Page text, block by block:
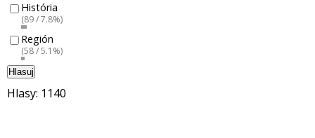
História
(89 / 7.8%)
Región
(58 / 5.1%)
Hlasuj
Hlasy: 1140